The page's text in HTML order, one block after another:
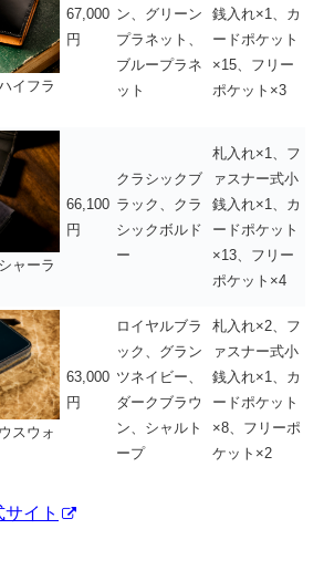
イフラ
67,000
円
ン、グリーン
プラネット、
ブループラネ
ット
銭入れ×1、カ
ードポケット
×15、フリー
ポケット×3
ャーラ
66,100
円
クラシックブ
ラック、クラ
シックボルド
ー
札入れ×1、フ
ァスナー式小
銭入れ×1、カ
ードポケット
×13、フリー
ポケット×4
スウォ
63,000
円
ロイヤルブラ
ック、グラン
ツネイビー、
ダークブラウ
ン、シャルト
ープ
札入れ×2、フ
ァスナー式小
銭入れ×1、カ
ードポケット
×8、フリーポ
ケット×2
イト